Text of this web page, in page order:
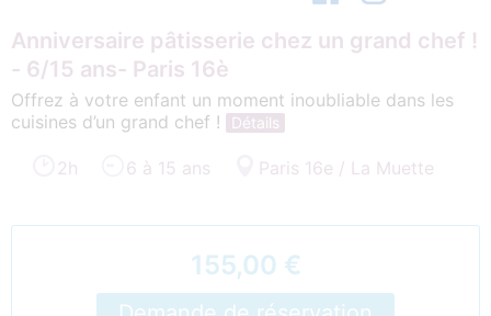
Anniversaire pâtisserie chez un grand chef !
- 6/15 ans- Paris 16è
Offrez à votre enfant un moment inoubliable dans les
cuisines d’un grand chef !
Détails
2h 6 à 15 ans Paris 16e / La Muette
155,00 €